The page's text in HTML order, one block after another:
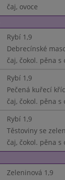
čaj, ovoce
Rybí 1,9
Debrecínské
čaj, čokol. pěna s
Rybí 1,9
Pečená kuřecí
čaj, čokol. pěna s
Rybí 1,9
Těstoviny se
čaj, čokol. pěna s
Zeleninová 1,9